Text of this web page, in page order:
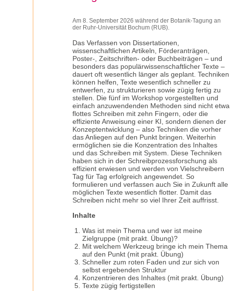
Am 8. September 2026 während der Botanik-Tagung an
der Ruhr-Universität Bochum (RUB).
Das Verfassen von Dissertationen,
wissenschaftlichen Artikeln, Förderanträgen,
Poster-, Zeitschriften- oder Buchbeiträgen – und
besonders das populärwissenschaftlicher Texte –
dauert oft wesentlich länger als geplant. Techniken
können helfen, Texte wesentlich schneller zu
entwerfen, zu strukturieren sowie zügig fertig zu
stellen. Die fünf im Workshop vorgestellten und
einfach anzuwendenden Methoden sind nicht etwa
flottes Schreiben mit zehn Fingern, oder die
effiziente Anweisung einer KI, sondern dienen der
Konzeptentwicklung – also Techniken die vorher
das Anliegen auf den Punkt bringen. Weiterhin
ermöglichen sie die Konzentration des Inhaltes
und das Schreiben mit System. Diese Techniken
haben sich in der Schreibprozessforschung als
effizient erwiesen und werden von Vielschreibern
Tag für Tag erfolgreich angewendet. So
formulieren und verfassen auch Sie in Zukunft alle
möglichen Texte wesentlich flotter. Damit das
Schreiben nicht mehr so viel Ihrer Zeit auffrisst.
Inhalte
Was ist mein Thema und wer ist meine
Zielgruppe (mit prakt. Übung)?
Mit welchem Werkzeug bringe ich mein Thema
auf den Punkt (mit prakt. Übung)
Schneller zum roten Faden und zur sich von
selbst ergebenden Struktur
Konzentrieren des Inhaltes (mit prakt. Übung)
Texte zügig fertigstellen